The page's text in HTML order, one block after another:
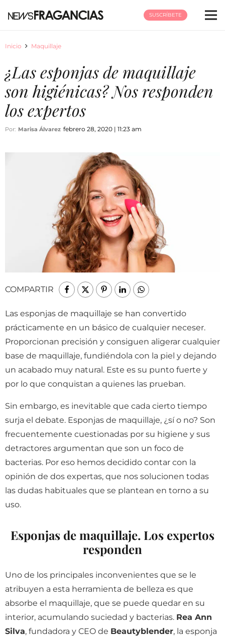
SUSCRÍBETE
Inicio Maquillaje
¿Las esponjas de maquillaje
son higiénicas? Nos responden
los expertos
Por: Marisa Álvarez febrero 28, 2020 | 11:23 am
COMPARTIR
Las esponjas de maquillaje se han convertido
prácticamente en un básico de cualquier neceser.
Proporcionan precisión y consiguen aligerar cualquier
base de maquillaje, fundiéndola con la piel y dejando
un acabado muy natural. Este es su punto fuerte y
por lo que conquistan a quienes las prueban.
Sin embargo, es inevitable que cada cierto tiempo
surja el debate. Esponjas de maquillaje, ¿sí o no? Son
frecuentemente cuestionadas por su higiene y sus
detractores argumentan que son un foco de
bacterias. Por eso hemos decidido contar con la
opinión de dos expertas, que nos solucionen todas
las dudas habituales que se plantean en torno a su
uso.
Esponjas de maquillaje. Los expertos
responden
Uno de los principales inconvenientes que se le
atribuyen a esta herramienta de belleza es que
absorbe el maquillaje, que se puede quedar en su
interior, acumulando suciedad y bacterias. Rea Ann
Silva, fundadora y CEO de Beautyblender, la esponja